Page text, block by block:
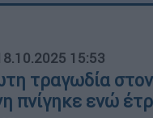
15:53
τραγωδία
πνίγηκε ενώ